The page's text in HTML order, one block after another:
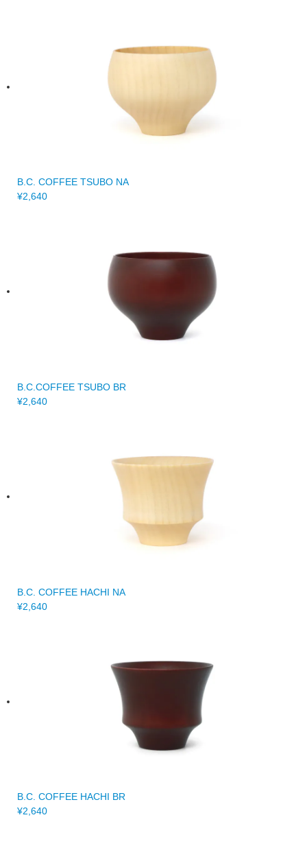
B.C. COFFEE TSUBO NA
¥2,640
B.C.COFFEE TSUBO BR
¥2,640
B.C. COFFEE HACHI NA
¥2,640
B.C. COFFEE HACHI BR
¥2,640